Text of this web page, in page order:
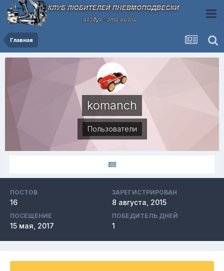
Главная
komanch
Пользователи
ПОСТОВ
16
ЗАРЕГИСТРИРОВАН
8 августа, 2015
ПОСЕЩЕНИЕ
15 мая, 2017
ПОБЕДИТЕЛЬ ДНЕЙ
1